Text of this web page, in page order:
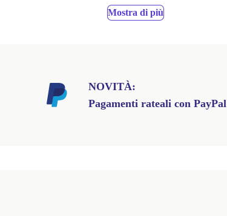
Mostra di più
NOVITÀ:
Pagamenti rateali con PayPal